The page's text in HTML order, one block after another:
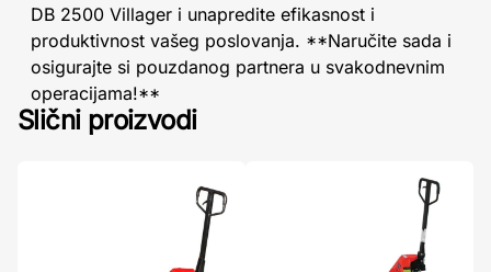
DB 2500 Villager i unapredite efikasnost i
produktivnost vašeg poslovanja. **Naručite sada i
osigurajte si pouzdanog partnera u svakodnevnim
operacijama!**
Slični proizvodi